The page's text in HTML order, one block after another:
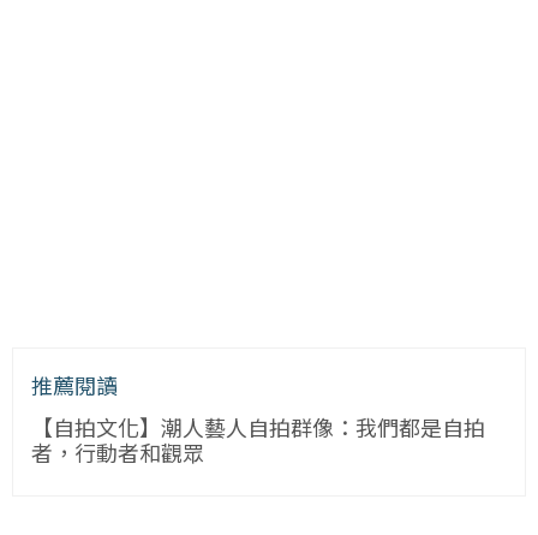
推薦閱讀
【自拍文化】潮人藝人自拍群像：我們都是自拍
者，行動者和觀眾